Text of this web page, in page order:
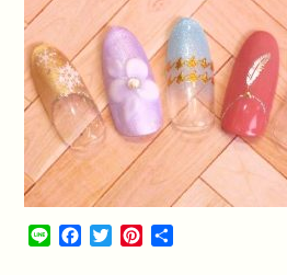
Line Facebook
TwitterPinterest